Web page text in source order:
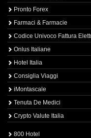
Pronto Forex
Farmaci & Farmacie
Codice Univoco Fattura
Onlus Italiane
Hotel Italia
Consiglia Viaggi
iMontascale
Tenuta De Medici
Crypto Valute Italia
800 Hotel